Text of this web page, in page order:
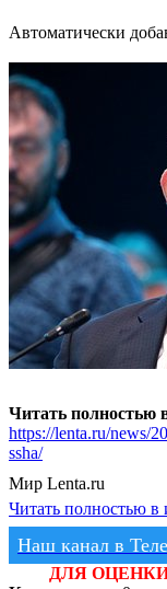
Автоматически
Читать полностью
https://lenta.ru/news/
ssha/
Мир Lenta.ru
Читать полностью в
Наш канал в
ДЛЯ